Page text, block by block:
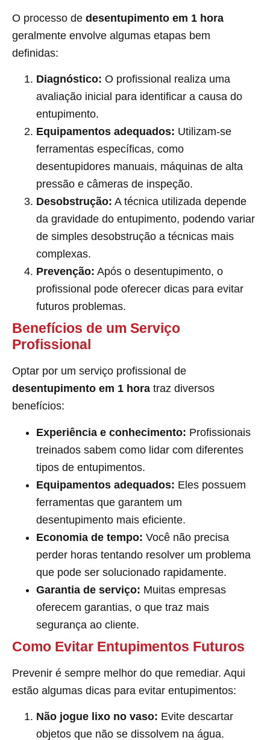
O processo de desentupimento em 1 hora
geralmente envolve algumas etapas bem
definidas:
Diagnóstico: O profissional realiza uma
avaliação inicial para identificar a causa do
entupimento.
Equipamentos adequados: Utilizam-se
ferramentas específicas, como
desentupidores manuais, máquinas de alta
pressão e câmeras de inspeção.
Desobstrução: A técnica utilizada depende
da gravidade do entupimento, podendo variar
de simples desobstrução a técnicas mais
complexas.
Prevenção: Após o desentupimento, o
profissional pode oferecer dicas para evitar
futuros problemas.
Benefícios de um Serviço
Profissional
Optar por um serviço profissional de
desentupimento em 1 hora traz diversos
benefícios:
Experiência e conhecimento: Profissionais
treinados sabem como lidar com diferentes
tipos de entupimentos.
Equipamentos adequados: Eles possuem
ferramentas que garantem um
desentupimento mais eficiente.
Economia de tempo: Você não precisa
perder horas tentando resolver um problema
que pode ser solucionado rapidamente.
Garantia de serviço: Muitas empresas
oferecem garantias, o que traz mais
segurança ao cliente.
Como Evitar Entupimentos Futuros
Prevenir é sempre melhor do que remediar. Aqui
estão algumas dicas para evitar entupimentos:
Não jogue lixo no vaso: Evite descartar
objetos que não se dissolvem na água.